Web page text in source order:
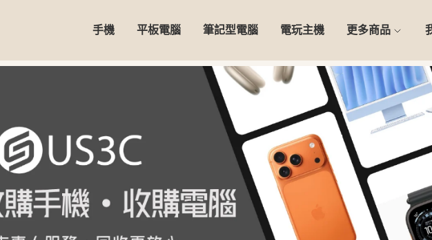
手機 平板電腦 筆記型電腦 電玩主機 更多商品
城｜【30天安心保固】精選二手